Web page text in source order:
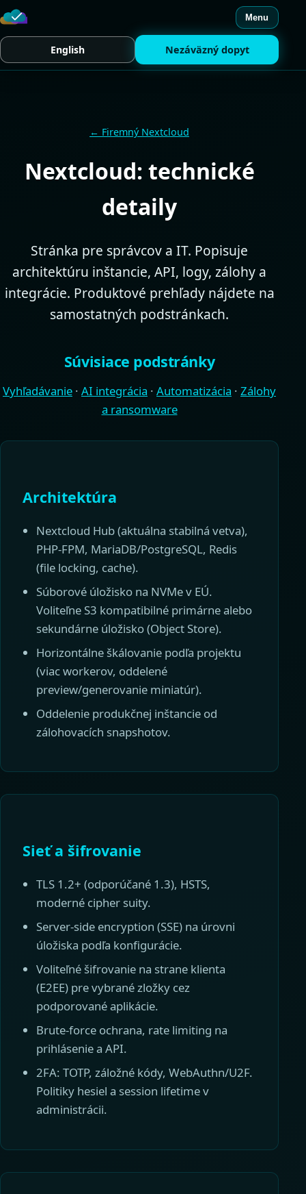
Menu
English Nezáväzný dopyt
← Firemný Nextcloud
Nextcloud: technické
detaily
Stránka pre správcov a IT. Popisuje
architektúru inštancie, API, logy, zálohy a
integrácie. Produktové prehľady nájdete na
samostatných podstránkach.
Súvisiace podstránky
Vyhľadávanie · AI integrácia · Automatizácia · Zálohy
a ransomware
Architektúra
Nextcloud Hub (aktuálna stabilná vetva),
PHP-FPM, MariaDB/PostgreSQL, Redis
(file locking, cache).
Súborové úložisko na NVMe v EÚ.
Voliteľne S3 kompatibilné primárne alebo
sekundárne úložisko (Object Store).
Horizontálne škálovanie podľa projektu
(viac workerov, oddelené
preview/generovanie miniatúr).
Oddelenie produkčnej inštancie od
zálohovacích snapshotov.
Sieť a šifrovanie
TLS 1.2+ (odporúčané 1.3), HSTS,
moderné cipher suity.
Server-side encryption (SSE) na úrovni
úložiska podľa konfigurácie.
Voliteľné šifrovanie na strane klienta
(E2EE) pre vybrané zložky cez
podporované aplikácie.
Brute-force ochrana, rate limiting na
prihlásenie a API.
2FA: TOTP, záložné kódy, WebAuthn/U2F.
Politiky hesiel a session lifetime v
administrácii.